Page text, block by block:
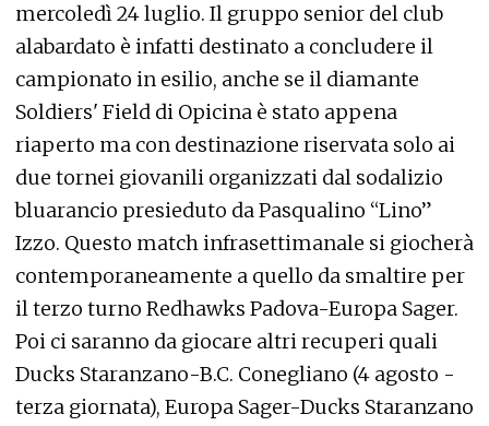
mercoledì 24 luglio. Il gruppo senior del club
alabardato è infatti destinato a concludere il
campionato in esilio, anche se il diamante
Soldiers' Field di Opicina è stato appena
riaperto ma con destinazione riservata solo ai
due tornei giovanili organizzati dal sodalizio
bluarancio presieduto da Pasqualino “Lino”
Izzo. Questo match infrasettimanale si giocherà
contemporaneamente a quello da smaltire per
il terzo turno Redhawks Padova-Europa Sager.
Poi ci saranno da giocare altri recuperi quali
Ducks Staranzano-B.C. Conegliano (4 agosto -
terza giornata), Europa Sager-Ducks Staranzano